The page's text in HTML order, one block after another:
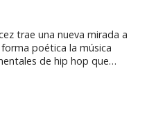
trae una nueva mirada a
poética la música
de hip hop que
sorprender al